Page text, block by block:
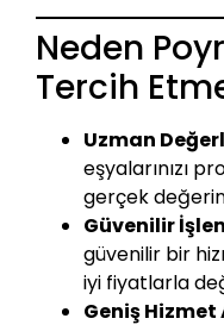
Neden
Tercih
Uzman
eşyalarınızı
gerçek
Güvenilir
güvenilir bir
iyi fiyatlarla
Geniş Hizmet